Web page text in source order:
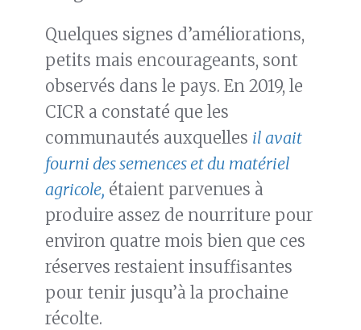
Quelques signes d’améliorations,
petits mais encourageants, sont
observés dans le pays. En 2019, le
CICR a constaté que les
communautés auxquelles il avait
fourni des semences et du matériel
agricole, étaient parvenues à
produire assez de nourriture pour
environ quatre mois bien que ces
réserves restaient insuffisantes
pour tenir jusqu’à la prochaine
récolte.